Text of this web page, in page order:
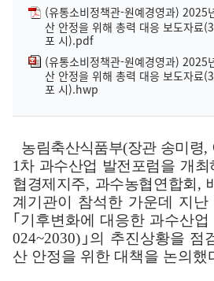
(유통소비정책관-원예경영과) 2025
산 안정을 위해 총력 대응 보도자료
포 시).pdf
(유통소비정책관-원예경영과) 2025
산 안정을 위해 총력 대응 보도자료
포 시).hwp
농림축산식품부(장관 송미령,
1차 과수산업 발전포럼을 개최
협경제지주, 과수농협연합회,
계기관이 참석한 가운데 지난
｢기후변화에 대응한 과수산
024~2030) ｣의 추진상황을 점
산 안정을 위한 대책을 논의했